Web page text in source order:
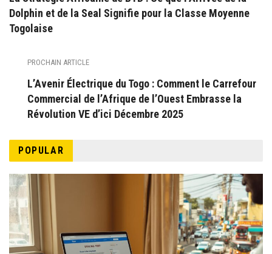
Dolphin et de la Seal Signifie pour la Classe Moyenne
Togolaise
PROCHAIN ARTICLE
L’Avenir Électrique du Togo : Comment le Carrefour
Commercial de l’Afrique de l’Ouest Embrasse la
Révolution VE d’ici Décembre 2025
POPULAR